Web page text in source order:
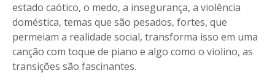
estado caótico, o medo, a insegurança, a violência
doméstica, temas que são pesados, fortes, que
permeiam a realidade social, transforma isso em uma
canção com toque de piano e algo como o violino, as
transições são fascinantes.